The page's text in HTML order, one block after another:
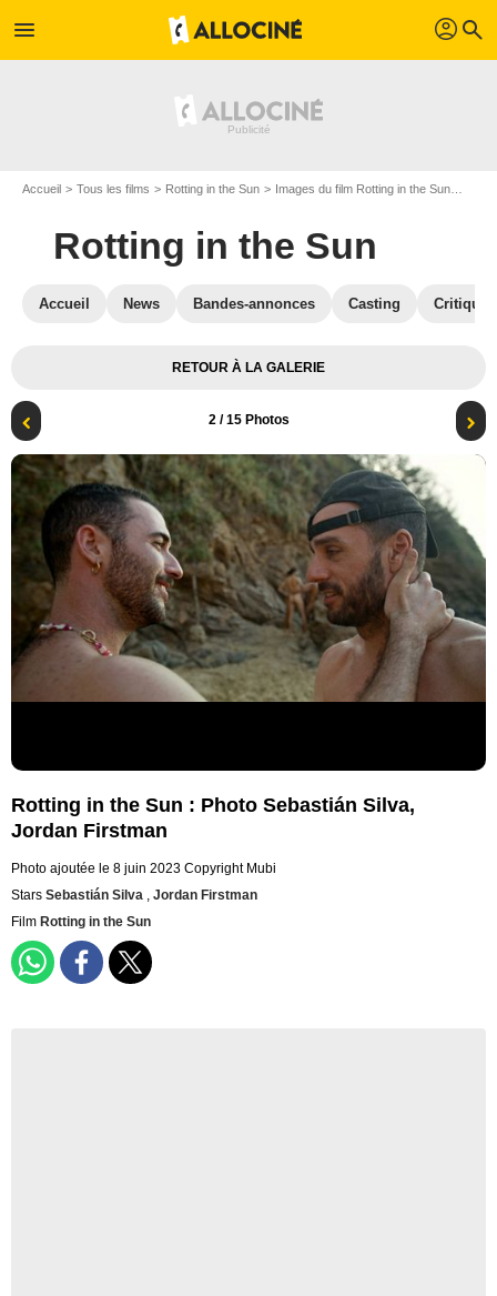
menu profil search
Accueil Tous les films Rotting in the Sun Images du film Rotting in the Sun
Rotting in the Sun
Accueil News Bandes-annonces Casting
RETOUR À LA GALERIE
2/ 15 Photos
Rotting in the Sun : Photo Sebastián Silva,
Jordan Firstman
Photo ajoutée le 8 juin 2023 Copyright Mubi
Stars Sebastián Silva , Jordan Firstman
Film Rotting in the Sun